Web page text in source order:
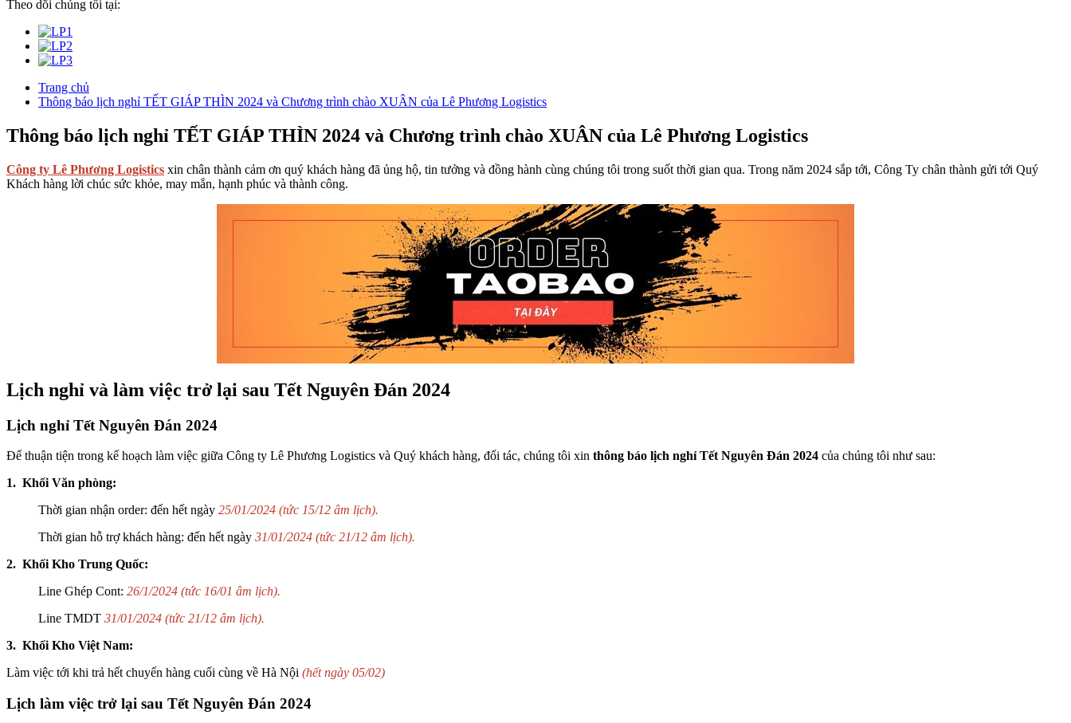
Theo dõi chúng tôi tại:
Trang chủ
Thông báo lịch nghỉ TẾT GIÁP THÌN 2024 và Chương trình chào XUÂN của Lê Phương Logistics
Thông báo lịch nghỉ TẾT GIÁP THÌN 2024 và Chương trình chào XUÂN của Lê Phương Logistics
Công ty Lê Phương Logistics xin chân thành cảm ơn quý khách hàng đã ủng hộ, tin tưởng và đồng hành cùng chúng tôi trong suốt thời gian qua. Trong năm 2024 sắp tới, Công Ty chân thành gửi tới Quý
Khách hàng lời chúc sức khỏe, may mắn, hạnh phúc và thành công.
Lịch nghỉ và làm việc trở lại sau Tết Nguyên Đán 2024
Lịch nghỉ Tết Nguyên Đán 2024
Để thuận tiện trong kế hoạch làm việc giữa Công ty Lê Phương Logistics và Quý khách hàng, đối tác, chúng tôi xin thông báo lịch nghỉ Tết Nguyên Đán 2024 của chúng tôi như sau:
1. Khối Văn phòng:
Thời gian nhận order: đến hết ngày 25/01/2024 (tức 15/12 âm lịch).
Thời gian hỗ trợ khách hàng: đến hết ngày 31/01/2024 (tức 21/12 âm lịch).
2. Khối Kho Trung Quốc:
Line Ghép Cont: 26/1/2024 (tức 16/01 âm lịch).
Line TMDT 31/01/2024 (tức 21/12 âm lịch).
3. Khối Kho Việt Nam:
Làm việc tới khi trả hết chuyến hàng cuối cùng về Hà Nội (hết ngày 05/02)
Lịch làm việc trở lại sau Tết Nguyên Đán 2024